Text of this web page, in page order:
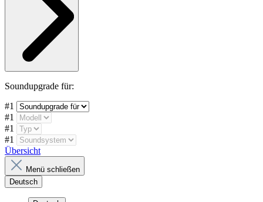
Soundupgrade für:
#1
#1
#1
#1
Übersicht
Menü schließen
Deutsch